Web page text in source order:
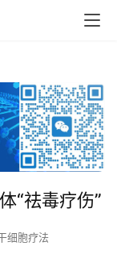
“祛毒疗伤”
细胞疗法